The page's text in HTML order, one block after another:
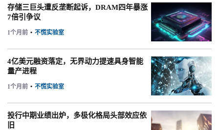
存储三巨头遭反垄断起诉，DRAM四年暴涨
7倍引争议
1个月前 • 不慌实验室
4亿美元融资落定，无界动力提速具身智能
量产进程
1个月前 • 不慌实验室
投行中期业绩出炉，多极化格局头部效应依
旧